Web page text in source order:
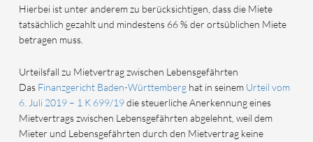
Hierbei ist unter anderem zu berücksichtigen, dass die Miete
tatsächlich gezahlt und mindestens 66 % der ortsüblichen Miete
betragen muss.
Urteilsfall zu Mietvertrag zwischen Lebensgefährten
Das Finanzgericht Baden-Württemberg hat in seinem Urteil vom
6. Juli 2019 – 1 K 699/19die steuerliche Anerkennung eines
Mietvertrags zwischen Lebensgefährten abgelehnt, weil dem
Mieter und Lebensgefährten durch den Mietvertrag keine